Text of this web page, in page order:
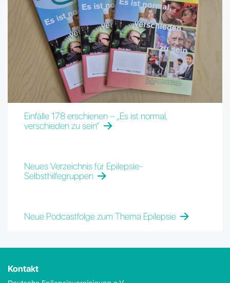
Einfälle 178 erschienen – „Es ist normal,
verschieden zu sein“
Neues Verzeichnis für Epilepsie-
Selbsthilfegruppen
Neue Podcastfolge zum Thema Epilepsie
Kontakt